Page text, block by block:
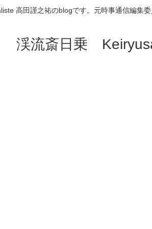
高田謹之祐のblogです。元時事通信編集
渓流斎日乗